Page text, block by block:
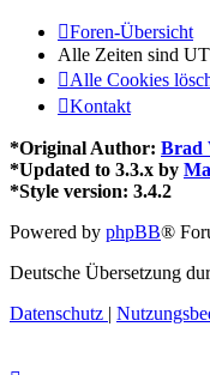
Foren-Übersicht
Alle Zeiten sind
Alle Cookies
Kontakt
*Original Author: Brad
*Updated to 3.3.x by
*Style version: 3.4.2
Powered by phpBB®
Deutsche Übersetzung
Datenschutz |